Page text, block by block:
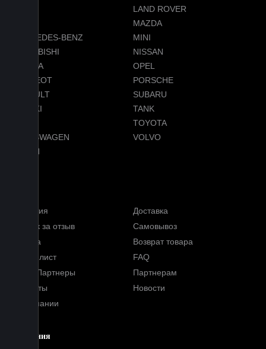
LAND ROVER
MAZDA
MERCEDES-BENZ
MINI
MITSUBISHI
NISSAN
OMODA
OPEL
PEUGEOT
PORSCHE
RENAULT
SUBARU
SUZUKI
TANK
TOYOTA
VOLKSWAGEN
VOLVO
VOYAH
Гарантия
Доставка
Кэшбэк за отзыв
Самовывоз
Оплата
Возврат товара
Прайс-лист
FAQ
Наши Партнеры
Партнерам
Контакты
Новости
О компании
Компания